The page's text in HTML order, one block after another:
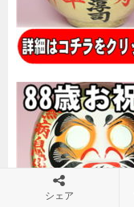
シェア